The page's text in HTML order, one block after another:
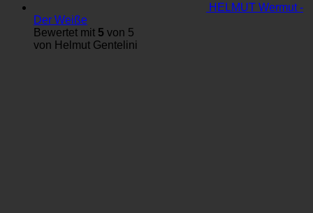
HELMUT Wermut -
Der Weiße
Bewertet mit 5 von 5
von Helmut Gentelini